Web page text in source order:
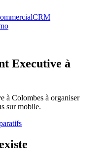
CRM
Executive à
à Colombes à organiser
sur mobile.